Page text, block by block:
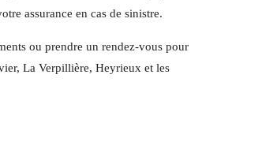
assurance en cas de sinistre.
ou prendre un rendez-vous pour
La Verpillière, Heyrieux et les